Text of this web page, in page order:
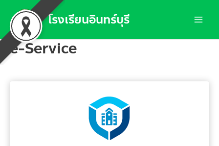
content
โรงเรียนอินทร์บุรี
e-Service